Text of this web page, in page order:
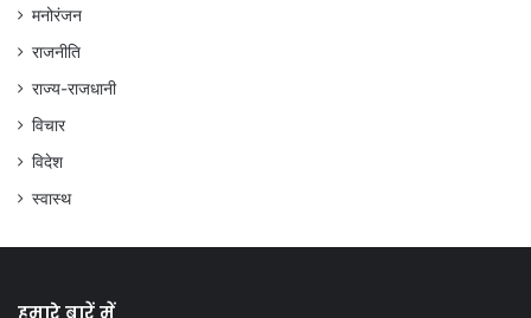
मनोरंजन
राजनीति
राज्य-राजधानी
विचार
विदेश
स्वास्थ
हमारे बारें में